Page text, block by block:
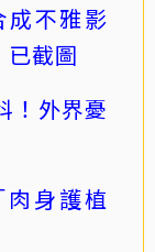
不雅影
截圖
！外界憂
身護植